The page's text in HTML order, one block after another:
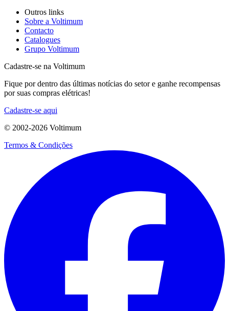
Outros links
Sobre a Voltimum
Contacto
Catalogues
Grupo Voltimum
Cadastre-se na Voltimum
Fique por dentro das últimas notícias do setor e ganhe recompensas
por suas compras elétricas!
Cadastre-se aqui
© 2002-2026 Voltimum
Termos & Condições